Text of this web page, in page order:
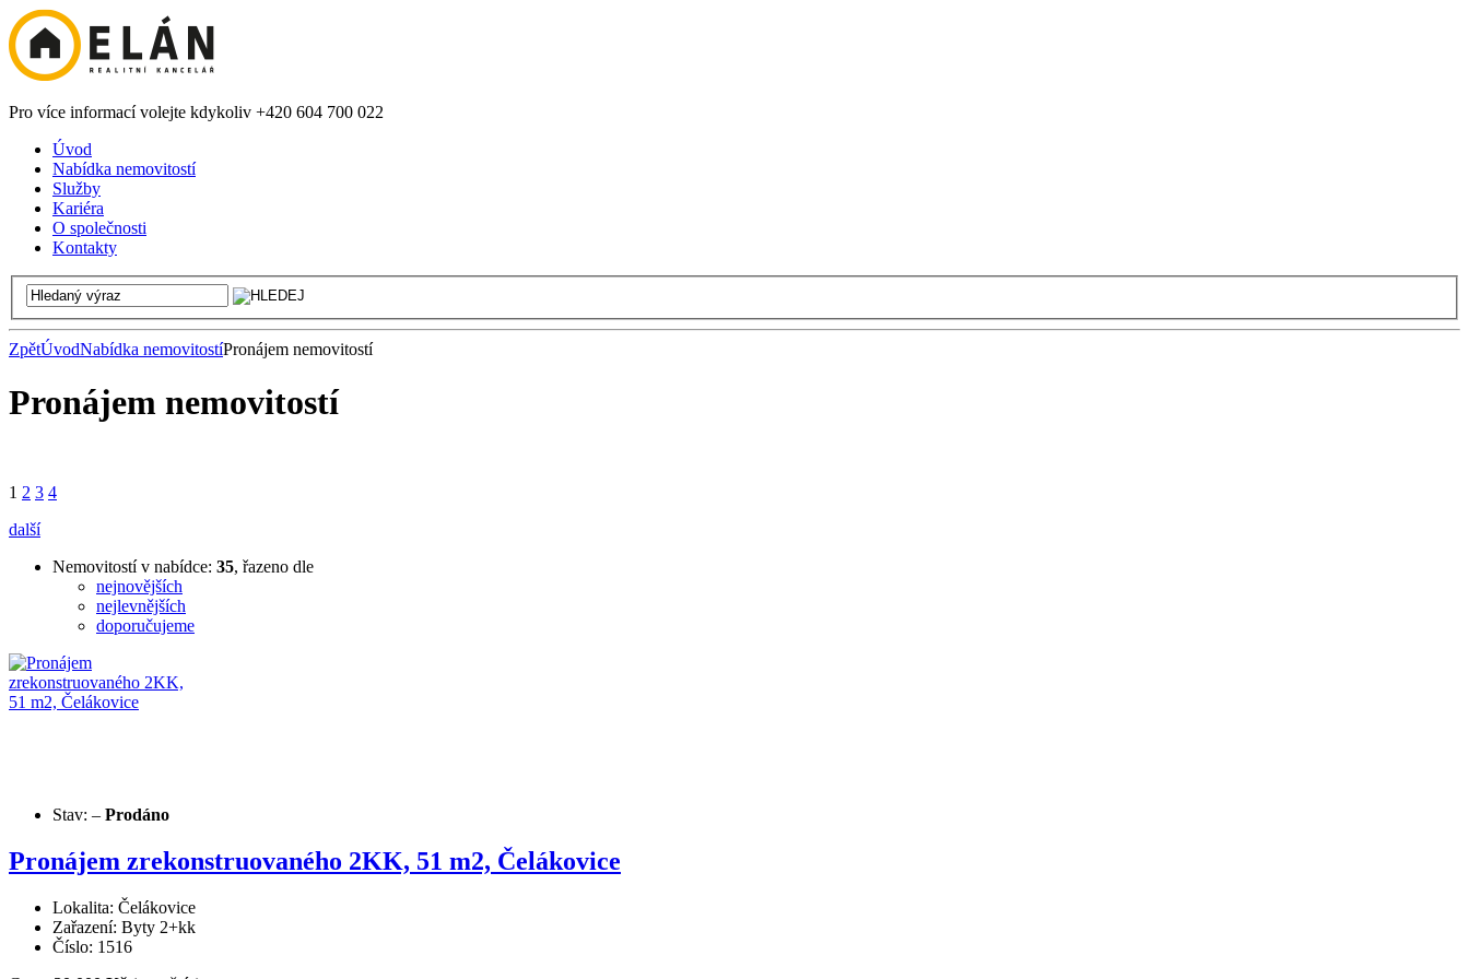
Pro více informací volejte kdykoliv +420 604 700 022
Úvod
Nabídka nemovitostí
Služby
Kariéra
O společnosti
Kontakty
ZpětÚvodNabídka nemovitostíPronájem nemovitostí
Pronájem nemovitostí
1 2 3 4
další
Nemovitostí v nabídce: 35, řazeno dle
nejnovějších
nejlevnějších
doporučujeme
Stav: – Prodáno
Pronájem zrekonstruovaného 2KK, 51 m2, Čelákovice
Lokalita: Čelákovice
Zařazení: Byty 2+kk
Číslo: 1516